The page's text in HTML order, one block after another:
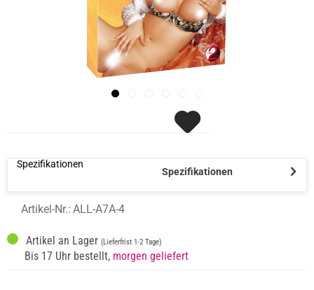
Spezifikationen
Spezifikationen
Artikel-Nr.: ALL-A7A-4
Artikel an Lager (Lieferfrist 1-2 Tage)
Bis 17 Uhr bestellt, morgen geliefert